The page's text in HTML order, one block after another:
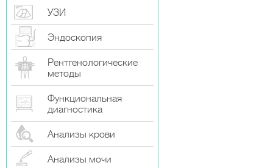
УЗИ
Эндоскопия
Рентгенологические
методы
Функциональная
диагностика
Анализы крови
Анализы мочи